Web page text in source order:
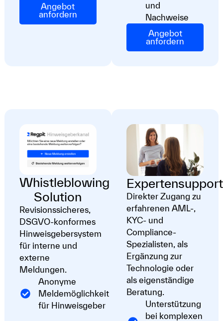
Angebot
anfordern
und
Nachweise
Angebot
anfordern
Whistleblowing
Solution
Revisionssicheres,
DSGVO-konformes
Hinweisgebersystem
für interne und
externe
Meldungen.
Anonyme
Meldemöglichkeit
für Hinweisgeber
Expertensupport
Direkter Zugang zu
erfahrenen AML-,
KYC- und
Compliance-
Spezialisten, als
Ergänzung zur
Technologie oder
als eigenständige
Beratung.
Unterstützung
bei komplexen